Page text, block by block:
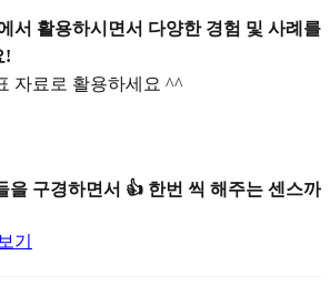
서 활용하시면서 다양한 경험 및 사례를
!
자료로 활용하세요 ^^
을 구경하면서 👍 한번 씩 해주는 센스까
기